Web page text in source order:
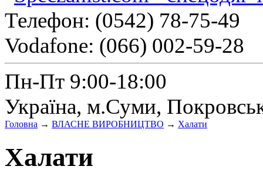
Телефон: (0542) 78-75-49
Vodafone: (066) 002-59-28
Пн-Пт 9:00-18:00
Україна, м.Суми,
Головна → ВЛАСНЕ ВИРОБНИЦТВО → Халати
Халати